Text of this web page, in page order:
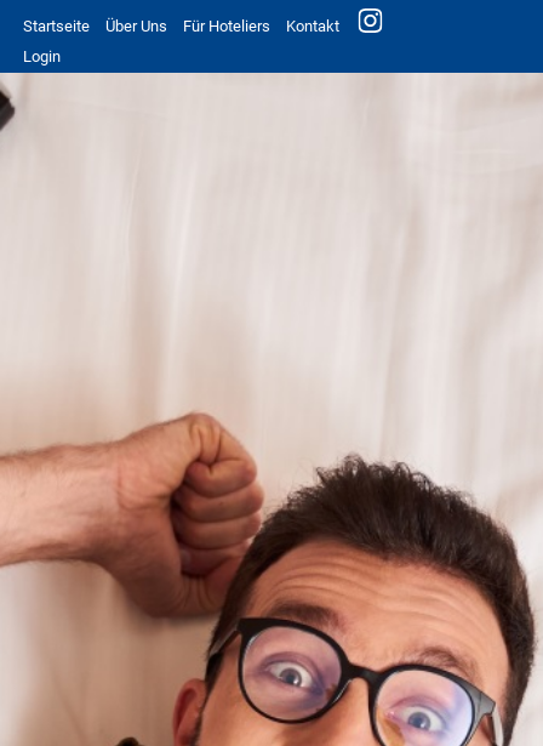
Startseite Über Uns Für Hoteliers
Kontakt
Login